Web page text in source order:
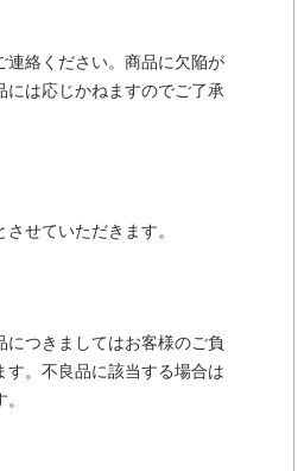
連絡ください。商品に欠陥が
には応じかねますのでご了承
せていただきます。
につきましてはお客様のご負
す。不良品に該当する場合は